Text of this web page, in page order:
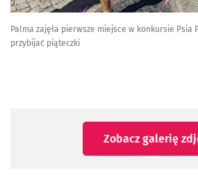
Palma zajęła pierwsze miejsce w konkursie Psia
przybijać piąteczki
Zobacz galerię